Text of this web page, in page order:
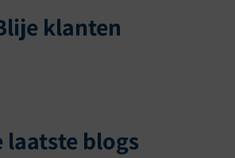
klanten
laatste blogs